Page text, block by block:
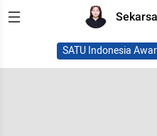
SATU Indonesia